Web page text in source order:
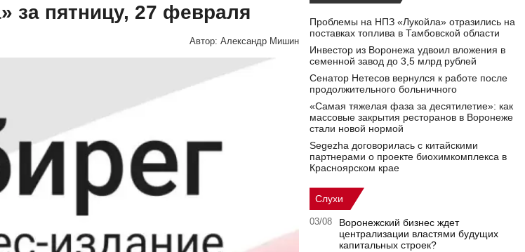
за пятницу, 27 февраля
Автор: Александр Мишин
Проблемы на НПЗ «Лукойла» отразились на
поставках топлива в Тамбовской области
Инвестор из Воронежа удвоил вложения в
семенной завод до 3,5 млрд рублей
Сенатор Нетесов вернулся к работе после
продолжительного больничного
«Самая тяжелая фаза за десятилетие»: как
массовые закрытия ресторанов в Воронеже
стали новой нормой
Segezha договорилась с китайскими
партнерами о проекте биохимкомплекса в
Красноярском крае
Слухи
03/08
Воронежский бизнес ждет
централизации властями будущих
капитальных строек?